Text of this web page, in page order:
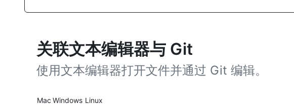
关联文本编辑器与 Git
使用文本编辑器打开文件并通过 Git 编辑。
Platform navigation
Mac Windows Linux